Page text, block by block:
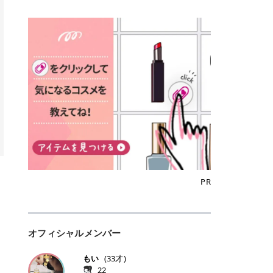
アとしても活用できます。 トナーパ
ッドの選び方 トナーパッドは、配合
成分やパッドの素材によって特徴が
異なります。 自分の肌悩みや理想の
仕上がりに合わせて選ぶことで、毎
日のスキンケアに取り入れやすくな
ります。 肌悩みに合わせて選ぶ パ
ッドの素材で選ぶ トナーパッドの使
い方 洗顔後すぐの清潔な肌に使用し
ます。 STEP1 エンボス面（凹凸
面）で顔全体をやさしく拭き取りま
す。 特に小鼻・あご・額など皮脂や
古い角質が気になる部分は丁寧にな
じませましょう。 STEP2 パッドを
裏返し、フラット面で顔全体をやさ
しく押さえながら化粧水をなじませ
キンケアを行います。 乾燥が気にな
パックとして使用するのもおすすめ
こからは、保湿ケアや肌荒れケア、
毛穴ケアなど目的別におすすめのト
するまでの期間や必要な施術回数が
大きな違いとして挙げられます！ 医
療脱毛は、医療機関（クリニックや
皮膚科など）だけで扱える高出力の
レーザーを使って、発毛組織にアプ
ローチする施術といわれています。
そのため、少ない回数で永久脱毛
（※）を目指すことができます。
（※永久脱毛とは一生毛が1本も生
えてこないという意味ではなく、ア
メリカの基準に基づき「長期間にわ
たって毛量が明らかに減少している
状態が維持されること」を指しま
のがメリットですが、毛根を破壊す
ます。 なお、医療脱毛は保険がきか
ない自由診療なので、クリニックに
います。だからこそ、しっかり比較
すい ラシャ メディオスターNeXT P
RO ジェントルYAGプロ 公式サイト
> ※医療脱毛は自由診療です。治療
には赤み、痒み、火傷、毛嚢炎、一
時的な硬毛化などのリスクが伴いま
す。 目次▼ 1. エミナルクリニック
の魅力とは？選ばれる3つの特徴 ・
最短6か月からの脱毛プランが選べ
る！ ・全国60院以上＆21時まで営
業！ ・痛みに配慮した医療脱毛器の
導入と肌トラブル対応 2. エミナル
クリニックの口コミ・評判 3. エミ
ナルクリニックの全身脱毛料金プラ
・追加費用がかからないシステム ・
リニックのお得な割引・キャンペー
で割引 ・ペア限定プラン｜家族や友
人と一緒にスタートできる ・他社か
ような血色感を演出するヌーディー
ピンク。 黄みと青みのバランスが良
く、自然になじむコーラル系カラー
です。 自然な血色感をプラスしてく
れるので、ナチュラルメイクとの相
性抜群。 可愛らしく、多幸感のある
印象に仕上がります。 ワインベリー
｜気品をまとうローズレッド 深みの
ある青みレッド。 大人っぽく華やか
な印象を与えるベリーカラーです。
ひと塗りで顔全体が華やかになり、
リップを主役にしたメイクが完成。
クールで上品な雰囲気を演出できま
ニュートラルな発色で、肌色を選び
落ち着いた印象に仕上がり、オン・
いめメイクにもカジュアルメイクに
もマッチします。 ラズベリーケーキ
ーグロスが広がり、ふっくらボリュ
フティングしたような、新しいリッ
プティンググロス💄 実際に使用した
方のクチコミ > 5 > プルプル > 唇に
塗るPDRNグロス > > AMUSE ジェ
ルフィットグロス > > ぷっくりツヤ
ツヤだけどベタっとした感じはなく
て使いやすいですね。プランピング
効果で少しスーッとします。ここは
好き嫌いがあるかもしれませんが慣
チップは片面がツルツル、片面がモ
ケモケになってます。 > > 桜グロス
【日本限定色】：上品なピンクベー
も上品で使いやすい色ですね。すも
いるので華やかそうに見えるけど、
> > スキンケア成分が配合されてい
て保湿もしっかりしてくれます。最
も、＠cosmeも、いつものコスメ購
入を“ちょっとお得”に変えられるの
が、トラミーリワードです✨ 今回
は、トラミーリワードの特徴や活用
方法、美容好きさんにおすすめな理
由を詳しくご紹介します！ トラミー
リワードとは？ 「トラミーリワー
ド」は、東証グロース上場企業であ
る株式会社アイズが運営する、安
心・安全なポイントサイト機能で
す。 トラミーリワードは、トラミー
会員向けのポイントサービスです。
対象ショップやサービスを利用する
ことでポイントを獲得でき、貯まっ
たポイントはAmazonギフト券やド
ットマネーなどに交換できます。 普
イ活初心者でも始めやすいのが魅力
段よく使っているコスメ通販サイト
けでポイントが貯まるのが大きな魅
力です✨ 例えば、、、 ・メガ割の
PR
オフィシャルメンバー
もい (33才)
22